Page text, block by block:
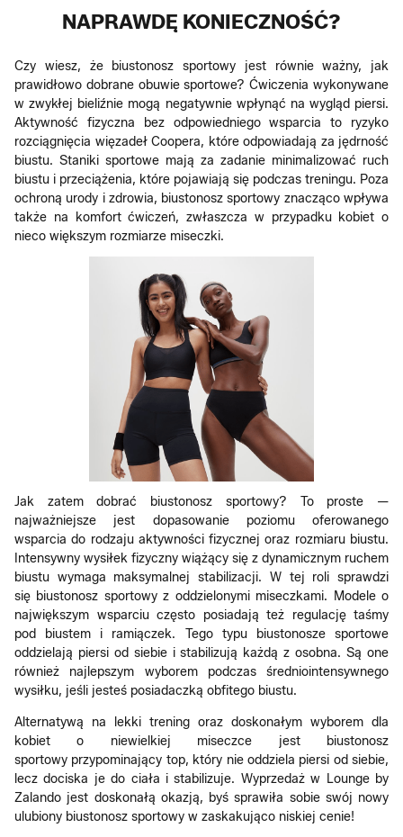
NAPRAWDĘ KONIECZNOŚĆ?
Czy wiesz, że biustonosz sportowy jest równie ważny, jak
prawidłowo dobrane obuwie sportowe? Ćwiczenia wykonywane
w zwykłej bieliźnie mogą negatywnie wpłynąć na wygląd piersi.
Aktywność fizyczna bez odpowiedniego wsparcia to ryzyko
rozciągnięcia więzadeł Coopera, które odpowiadają za jędrność
biustu. Staniki sportowe mają za zadanie minimalizować ruch
biustu i przeciążenia, które pojawiają się podczas treningu. Poza
ochroną urody i zdrowia, biustonosz sportowy znacząco wpływa
także na komfort ćwiczeń, zwłaszcza w przypadku kobiet o
nieco większym rozmiarze miseczki.
Jak zatem dobrać biustonosz sportowy? To proste —
najważniejsze jest dopasowanie poziomu oferowanego
wsparcia do rodzaju aktywności fizycznej oraz rozmiaru biustu.
Intensywny wysiłek fizyczny wiążący się z dynamicznym ruchem
biustu wymaga maksymalnej stabilizacji. W tej roli sprawdzi
się biustonosz sportowy z oddzielonymi miseczkami. Modele o
największym wsparciu często posiadają też regulację taśmy
pod biustem i ramiączek. Tego typu biustonosze sportowe
oddzielają piersi od siebie i stabilizują każdą z osobna. Są one
również najlepszym wyborem podczas średniointensywnego
wysiłku, jeśli jesteś posiadaczką obfitego biustu.
Alternatywą na lekki trening oraz doskonałym wyborem dla
kobiet o niewielkiej miseczce jest biustonosz
sportowy przypominający top, który nie oddziela piersi od siebie,
lecz dociska je do ciała i stabilizuje. Wyprzedaż w Lounge by
Zalando jest doskonałą okazją, byś sprawiła sobie swój nowy
ulubiony biustonosz sportowy w zaskakująco niskiej cenie!